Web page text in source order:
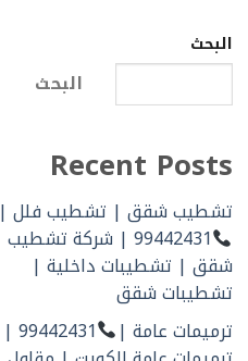
البحث
البحث
Recent Posts
تشطيب شقق | تشطيب فلل |
99442431 | شركة تشطيب
شقق | تشطيبات داخلية |
تشطيبات شقق
ترميمات عامة |
99442431 |